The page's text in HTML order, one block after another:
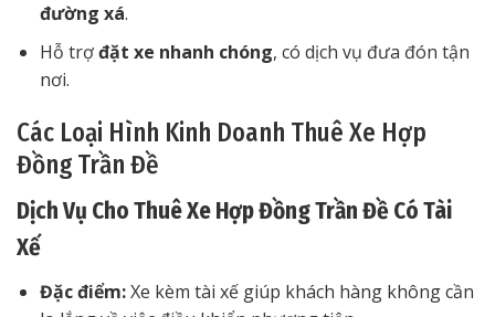
đường xá.
Hỗ trợđặt xe nhanh chóng, có dịch vụ đưa đón tận
nơi.
Các Loại Hình Kinh Doanh Thuê Xe Hợp
Đồng Trần Đề
Dịch Vụ Cho Thuê Xe Hợp Đồng Trần Đề Có Tài
Xế
Đặc điểm:Xe kèm tài xế giúp khách hàng không cần